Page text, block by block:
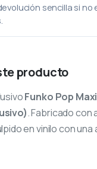
sencilla si no
producto
Funko Pop
. Fabricado
en vinilo con